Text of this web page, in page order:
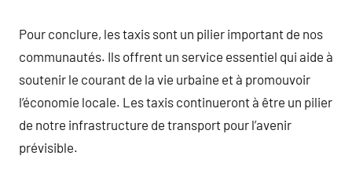
Pour conclure, les taxis sont un pilier important de nos
communautés. Ils offrent un service essentiel qui aide à
soutenir le courant de la vie urbaine et à promouvoir
l’économie locale. Les taxis continueront à être un pilier
de notre infrastructure de transport pour l’avenir
prévisible.